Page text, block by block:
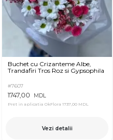
Buchet cu Crizanteme Albe,
Trandafiri Tros Roz si Gypsophila
#7607
1747,00 MDL
Pret in aplicatia OkFlora 1737,00 MDL
Vezi detalii